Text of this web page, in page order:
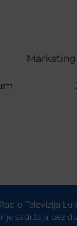
Marketing
Televizija
sadržaja bez